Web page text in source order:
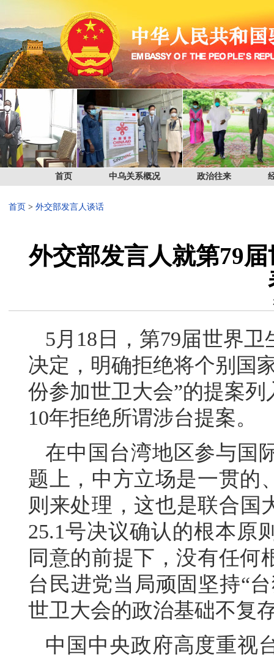
首页 中乌关系概况 政治往来
首页 > 外交部发言人谈话
外交部发言人就第79
5月18日，第79届世界
决定，明确拒绝将个别国
份参加世卫大会”的提案
10年拒绝所谓涉台提案。
在中国台湾地区参与国
题上，中方立场是一贯的
则来处理，这也是联合国
25.1号决议确认的根本原
同意的前提下，没有任何
台民进党当局顽固坚持“
世卫大会的政治基础不复
中国中央政府高度重视